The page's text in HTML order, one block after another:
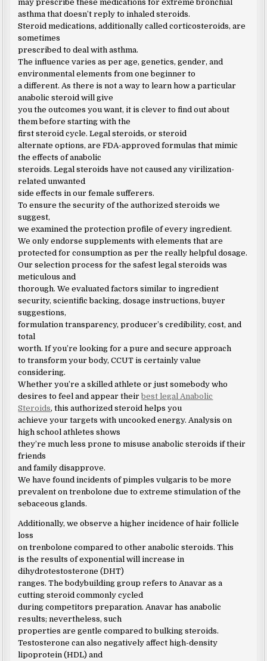
may prescribe these medications for extreme bronchial
asthma that doesn’t reply to inhaled steroids.
Steroid medications, additionally called corticosteroids, are
sometimes
prescribed to deal with asthma.
The influence varies as per age, genetics, gender, and
environmental elements from one beginner to
a different. As there is not a way to learn how a particular
anabolic steroid will give
you the outcomes you want, it is clever to find out about
them before starting with the
first steroid cycle. Legal steroids, or steroid
alternate options, are FDA-approved formulas that mimic
the effects of anabolic
steroids. Legal steroids have not caused any virilization-
related unwanted
side effects in our female sufferers.
To ensure the security of the authorized steroids we
suggest,
we examined the protection profile of every ingredient.
We only endorse supplements with elements that are
protected for consumption as per the really helpful dosage.
Our selection process for the safest legal steroids was
meticulous and
thorough. We evaluated factors similar to ingredient
security, scientific backing, dosage instructions, buyer
suggestions,
formulation transparency, producer’s credibility, cost, and
total
worth. If you’re looking for a pure and secure approach
to transform your body, CCUT is certainly value
considering.
Whether you’re a skilled athlete or just somebody who
desires to feel and appear theirbest legal Anabolic
Steroids, this authorized steroid helps you
achieve your targets with uncooked energy. Analysis on
high school athletes shows
they’re much less prone to misuse anabolic steroids if their
friends
and family disapprove.
We have found incidents of pimples vulgaris to be more
prevalent on trenbolone due to extreme stimulation of the
sebaceous glands.
Additionally, we observe a higher incidence of hair follicle
loss
on trenbolone compared to other anabolic steroids. This
is the results of exponential will increase in
dihydrotestosterone (DHT)
ranges. The bodybuilding group refers to Anavar as a
cutting steroid commonly cycled
during competitors preparation. Anavar has anabolic
results; nevertheless, such
properties are gentle compared to bulking steroids.
Testosterone can also negatively affect high-density
lipoprotein (HDL) and